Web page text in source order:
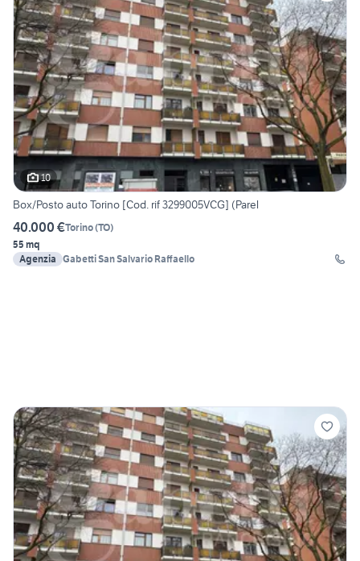
10
Box/Posto auto Torino [Cod. rif 3299005VCG] (Parel
40.000 €Torino(TO)
55 mq
Agenzia Gabetti San Salvario Raffaello